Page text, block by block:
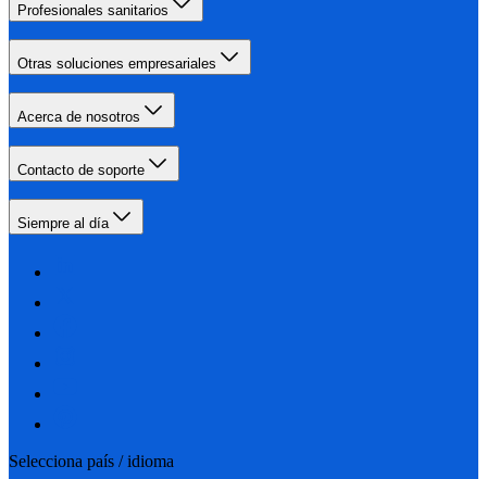
Profesionales sanitarios
Otras soluciones empresariales
Acerca de nosotros
Contacto de soporte
Siempre al día
Selecciona país / idioma